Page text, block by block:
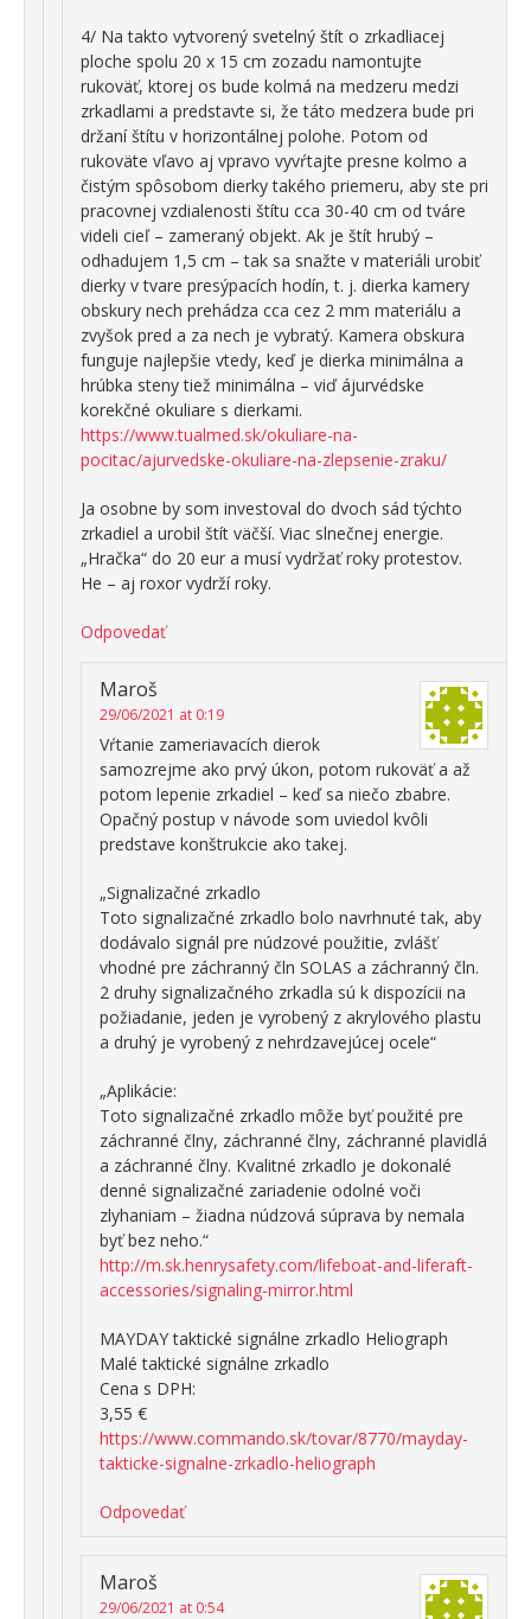
4/ Na takto vytvorený svetelný štít o zrkadliacej
ploche spolu 20 x 15 cm zozadu namontujte
rukoväť, ktorej os bude kolmá na medzeru medzi
zrkadlami a predstavte si, že táto medzera bude pri
držaní štítu v horizontálnej polohe. Potom od
rukoväte vľavo aj vpravo vyvŕtajte presne kolmo a
čistým spôsobom dierky takého priemeru, aby ste pri
pracovnej vzdialenosti štítu cca 30-40 cm od tváre
videli cieľ – zameraný objekt. Ak je štít hrubý –
odhadujem 1,5 cm – tak sa snažte v materiáli urobiť
dierky v tvare presýpacích hodín, t. j. dierka kamery
obskury nech prehádza cca cez 2 mm materiálu a
zvyšok pred a za nech je vybratý. Kamera obskura
funguje najlepšie vtedy, keď je dierka minimálna a
hrúbka steny tiež minimálna – viď ájurvédske
korekčné okuliare s dierkami.
https://www.tualmed.sk/okuliare-na-
pocitac/ajurvedske-okuliare-na-zlepsenie-zraku/
Ja osobne by som investoval do dvoch sád týchto
zrkadiel a urobil štít väčší. Viac slnečnej energie.
„Hračka“ do 20 eur a musí vydržať roky protestov.
He – aj roxor vydrží roky.
Odpovedať
Maroš
29/06/2021 at 0:19
Vŕtanie zameriavacích dierok
samozrejme ako prvý úkon, potom rukoväť a až
potom lepenie zrkadiel – keď sa niečo zbabre.
Opačný postup v návode som uviedol kvôli
predstave konštrukcie ako takej.
„Signalizačné zrkadlo
Toto signalizačné zrkadlo bolo navrhnuté tak, aby
dodávalo signál pre núdzové použitie, zvlášť
vhodné pre záchranný čln SOLAS a záchranný čln.
2 druhy signalizačného zrkadla sú k dispozícii na
požiadanie, jeden je vyrobený z akrylového plastu
a druhý je vyrobený z nehrdzavejúcej ocele“
„Aplikácie:
Toto signalizačné zrkadlo môže byť použité pre
záchranné člny, záchranné člny, záchranné plavidlá
a záchranné člny. Kvalitné zrkadlo je dokonalé
denné signalizačné zariadenie odolné voči
zlyhaniam – žiadna núdzová súprava by nemala
byť bez neho.“
http://m.sk.henrysafety.com/lifeboat-and-liferaft-
accessories/signaling-mirror.html
MAYDAY taktické signálne zrkadlo Heliograph
Malé taktické signálne zrkadlo
Cena s DPH:
3,55 €
https://www.commando.sk/tovar/8770/mayday-
takticke-signalne-zrkadlo-heliograph
Odpovedať
Maroš
29/06/2021 at 0:54